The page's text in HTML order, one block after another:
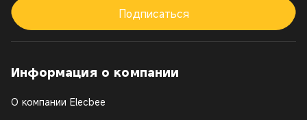
Подписаться
Информация о компании
О компании Elecbee